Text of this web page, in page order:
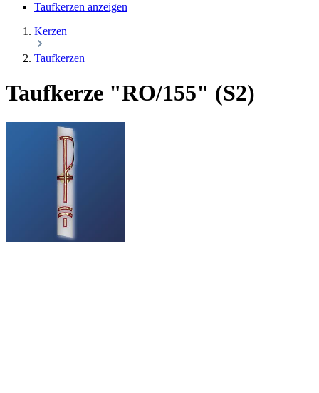
Taufkerzen anzeigen
Kerzen
Taufkerzen
Taufkerze "RO/155" (S2)